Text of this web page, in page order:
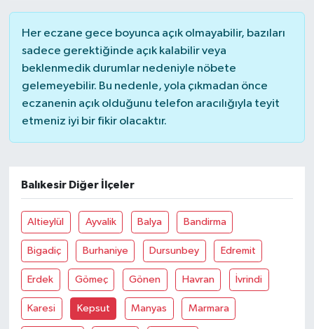
Her eczane gece boyunca açık olmayabilir, bazıları
sadece gerektiğinde açık kalabilir veya
beklenmedik durumlar nedeniyle nöbete
gelemeyebilir. Bu nedenle, yola çıkmadan önce
eczanenin açık olduğunu telefon aracılığıyla teyit
etmeniz iyi bir fikir olacaktır.
Balıkesir Diğer İlçeler
Altieylül Ayvalik Balya Bandirma
Bigadiç Burhaniye Dursunbey Edremit
Erdek Gömeç Gönen Havran İvrindi
Karesi Kepsut Manyas Marmara